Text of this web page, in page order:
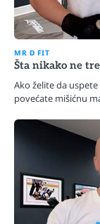
MR D FIT
Šta nikako ne
Ako želite da
povećate mišićnu